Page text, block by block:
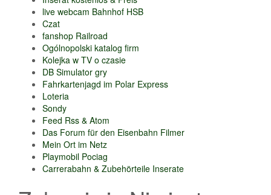
live webcam Bahnhof HSB
Czat
fanshop Railroad
Ogólnopolski katalog firm
Kolejka w TV o czasie
DB Simulator gry
Fahrkartenjagd im Polar Express
Loteria
Sondy
Feed Rss & Atom
Das Forum für den Eisenbahn Filmer
Mein Ort im Netz
Playmobil Pociag
Carrerabahn & Zubehörteile Inserate